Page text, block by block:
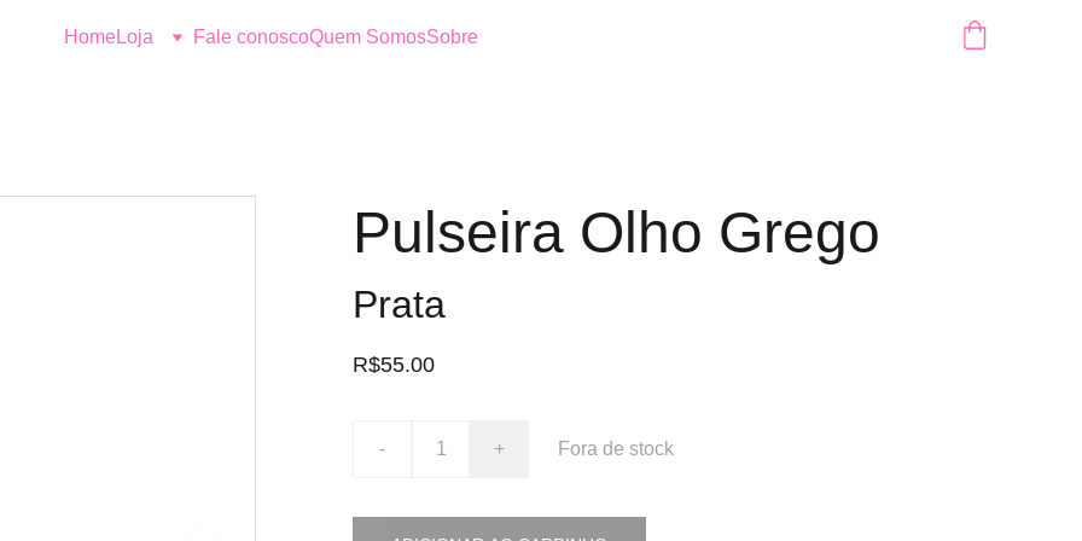
HomeLoja Fale conoscoQuem SomosSobre
Pulseira Olho Grego
Prata
R$55.00
- + Fora de stock